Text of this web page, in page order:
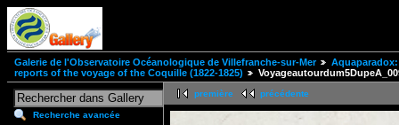
Galerie de l'Observatoire Océanologique de Villefranche-sur-Mer
reports of the voyage of the Coquille (1822-1825)
Recherche avancée
première précédente